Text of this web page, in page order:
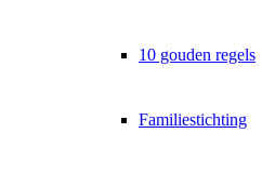
10 gouden regels
Familiestichting